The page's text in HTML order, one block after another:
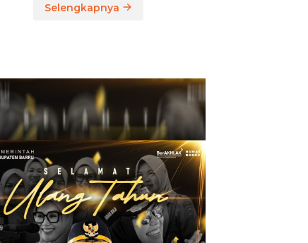
Selengkapnya